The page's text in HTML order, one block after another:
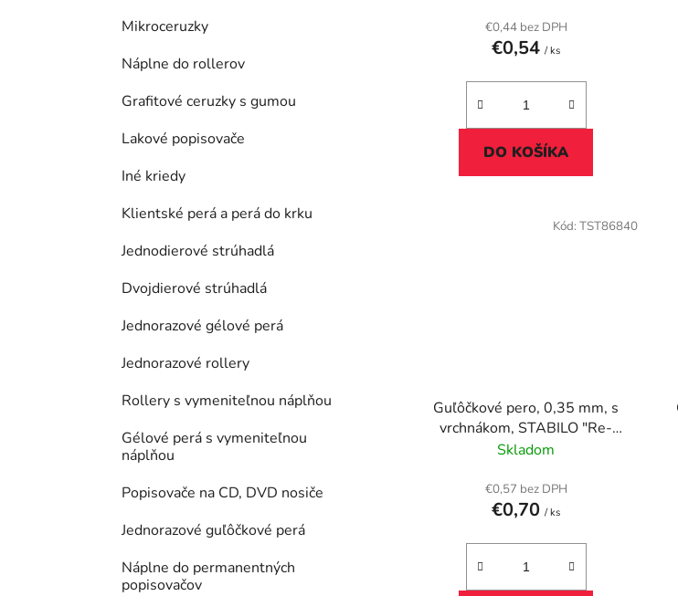
Mikroceruzky
Náplne do rollerov
Grafitové ceruzky s gumou
Lakové popisovače
Iné kriedy
Klientské perá a perá do krku
Jednodierové strúhadlá
Dvojdierové strúhadlá
Jednorazové gélové perá
Jednorazové rollery
Rollery s vymeniteľnou náplňou
Gélové perá s vymeniteľnou
náplňou
Popisovače na CD, DVD nosiče
Jednorazové guľôčkové perá
Náplne do permanentných
popisovačov
€0,44 bez DPH
€0,54/ ks
DO KOŠÍKA
Guľôčkové pero, 0,35 mm, s
vrchnákom, STABILO "Re-
Liner", červené
Skladom
€0,57 bez DPH
€0,70/ ks
Kód: TST86840